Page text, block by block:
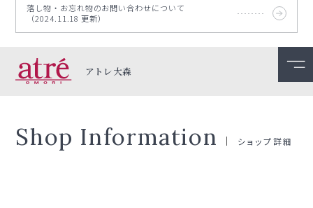
落し物・お忘れ物のお問い合わせについて
（2024.11.18 更新）
アトレ大森
Shop Information ショップ詳細